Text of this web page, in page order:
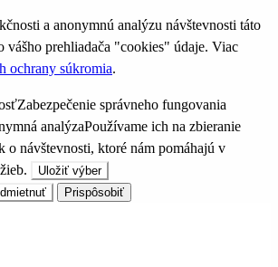
a anonymnú analýzu návštevnosti táto
vášho prehliadača "cookies" údaje. Viac
ochrany súkromia.
Zabezpečenie správneho fungovania
analýzaPoužívame ich na zbieranie
o návštevnosti, ktoré nám pomáhajú v
Uložiť výber
Prispôsobiť